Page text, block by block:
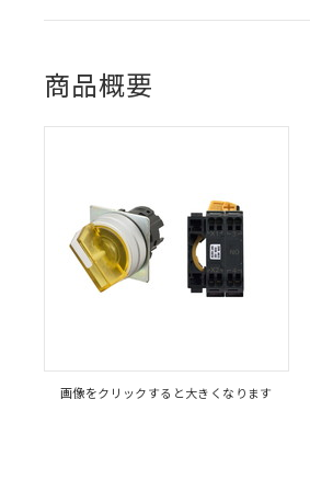
商品概要
画像をクリックすると大きくなります